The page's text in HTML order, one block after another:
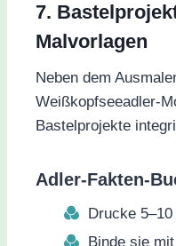
7.
Malvorlagen
Neben dem
Weißkopfseeadler-
Bastelprojekte
Adler-Fakten-
Drucke
Binde sie